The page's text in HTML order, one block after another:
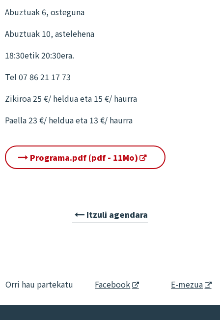
Abuztuak 6, osteguna
Abuztuak 10, astelehena
18:30etik 20:30era.
Tel 07 86 21 17 73
Zikiroa 25 €/ heldua eta 15 €/ haurra
Paella 23 €/ heldua eta 13 €/ haurra
Programa.pdf (pdf - 11Mo)
Itzuli agendara
Orri hau partekatu Facebook E-mezua